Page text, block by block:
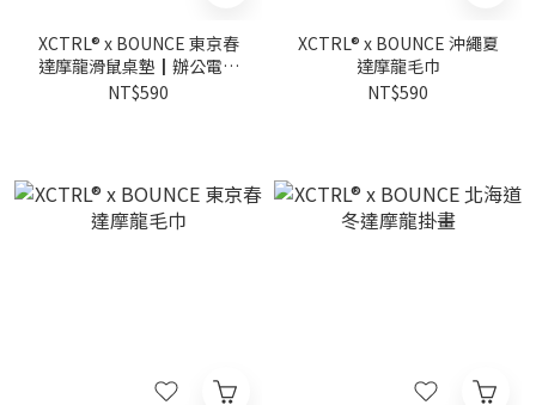
XCTRL® x BOUNCE 東京春
達摩龍滑鼠桌墊┃辦公電腦
電競
NT$590
XCTRL® x BOUNCE 沖繩夏
達摩龍毛巾
NT$590